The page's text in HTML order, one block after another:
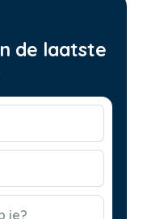
de laatste
je?